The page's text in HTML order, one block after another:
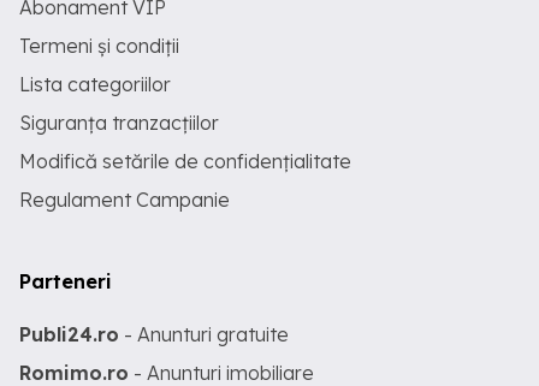
Abonament VIP
Termeni și condiții
Lista categoriilor
Siguranța tranzacțiilor
Modifică setările de confidențialitate
Regulament Campanie
Parteneri
Publi24.ro - Anunturi gratuite
Romimo.ro - Anunturi imobiliare